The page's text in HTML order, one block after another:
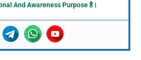
And Awareness Purpose है।